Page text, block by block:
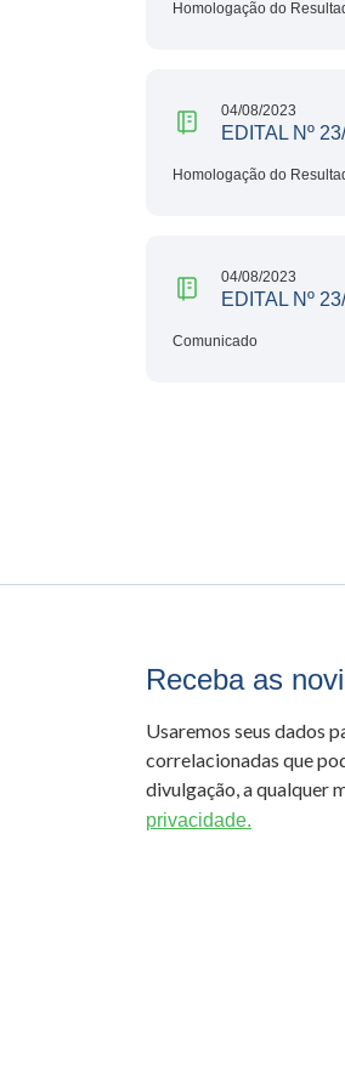
Homologação do
04/08/2023
EDITAL Nº
Homologação do
04/08/2023
EDITAL Nº
Comunicado
Receba as
Usaremos seus dados
correlacionadas que
divulgação, a qualquer
privacidade.